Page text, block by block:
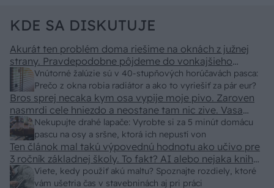
KDE SA DISKUTUJE
Vnútorné žalúzie sú v 40-stupňových horúčavách pasca:
Prečo z okna robia radiátor a ako to vyriešiť za pár eur?
Akurát ten problém doma riešime na oknách z južnej
strany. Pravdepodobne pôjdeme do vonkajšieho
tienenia na spôsob markízy 250x150cm. Čínsky
predajcovia idú okolo 100 eur kus.
Nekupujte drahé lapače: Vyrobte si za 5 minút domácu
pascu na osy a sršne, ktorá ich nepustí von
Bros sprej necaka kym osa vypije moje pivo. Zaroven
nasmrdi cele hniezdo a neostane tam nic zive. Vasa
pasca naucinke moc efektivne. Skor pritiahne slimaky
Viete, kedy použiť akú maltu? Spoznajte rozdiely, ktoré
vám ušetria čas v stavebninách aj pri práci
Ten článok mal takú výpovednú hodnotu ako učivo pre
3 ročník základnej školy. To fakt? AI alebo nejaka kniha
z VŠ? Dnešné rychlotvrdnuce malty - pevnosť 40 Mpa a
doba schnutia tak 15 minut , k tomu vodotesné s